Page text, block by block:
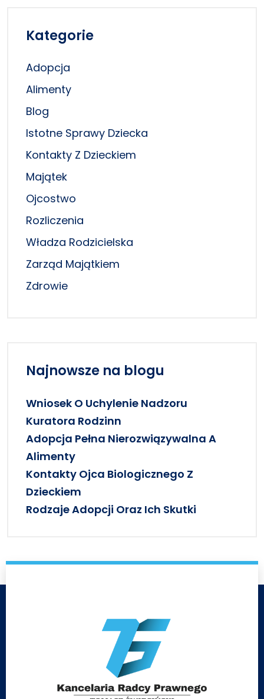
Kategorie
Adopcja
Alimenty
Blog
Istotne Sprawy Dziecka
Kontakty Z Dzieckiem
Majątek
Ojcostwo
Rozliczenia
Władza Rodzicielska
Zarząd Majątkiem
Zdrowie
Najnowsze na blogu
Wniosek O Uchylenie Nadzoru
Kuratora Rodzinn
Adopcja Pełna Nierozwiązywalna A
Alimenty
Kontakty Ojca Biologicznego Z
Dzieckiem
Rodzaje Adopcji Oraz Ich Skutki